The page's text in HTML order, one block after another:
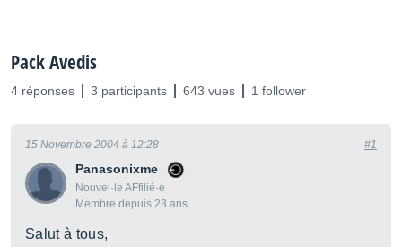
Pack Avedis
4 réponses 3 participants 643 vues 1 follower
Panasonixme
Nouvel·le AFfilié·e
Membre depuis 23 ans
15 Novembre 2004 à 12:28 #1
Salut à tous,